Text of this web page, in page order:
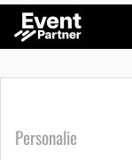
Personalie